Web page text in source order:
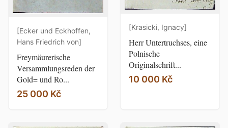
[Ecker und Eckhoffen,
Hans Friedrich von]
Freymäurerische
Versammlungsreden der
Gold= und Ro...
25 000 Kč
[Krasicki, Ignacy]
Herr Untertruchses, eine
Polnische
Originalschrift...
10 000 Kč